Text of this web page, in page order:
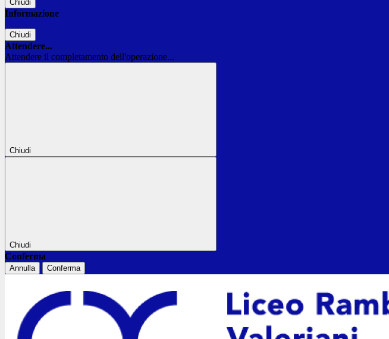
Chiudi
Informazione
Chiudi
Attendere...
Attendere il completamento dell'operazione...
Chiudi
Chiudi
Conferma
Annulla Conferma